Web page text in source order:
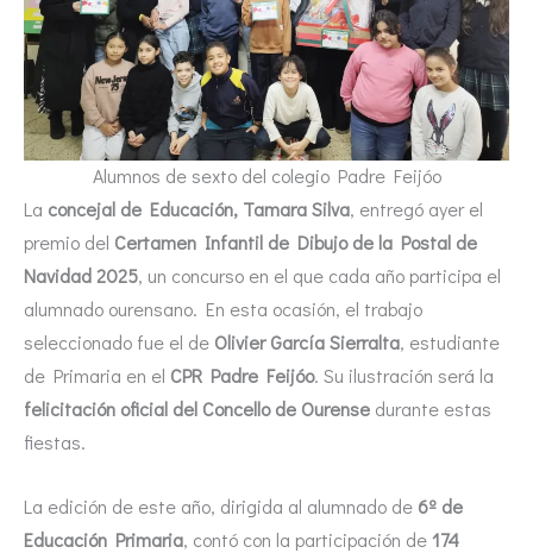
Alumnos de sexto del colegio Padre Feijóo
La concejal de Educación, Tamara Silva, entregó ayer el
premio del Certamen Infantil de Dibujo de la Postal de
Navidad 2025, un concurso en el que cada año participa el
alumnado ourensano. En esta ocasión, el trabajo
seleccionado fue el de Olivier García Sierralta, estudiante
de Primaria en el CPR Padre Feijóo. Su ilustración será la
felicitación oficial del Concello de Ourense durante estas
fiestas.
La edición de este año, dirigida al alumnado de 6º de
Educación Primaria, contó con la participación de174